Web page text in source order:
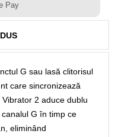
Pay
G sau lasă clitorisul
care sincronizează
2 aduce dublu
G în timp ce
eliminând